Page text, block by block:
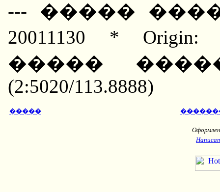
--- �����
20011130 *
�����
(2:5020/113.8888)
�����